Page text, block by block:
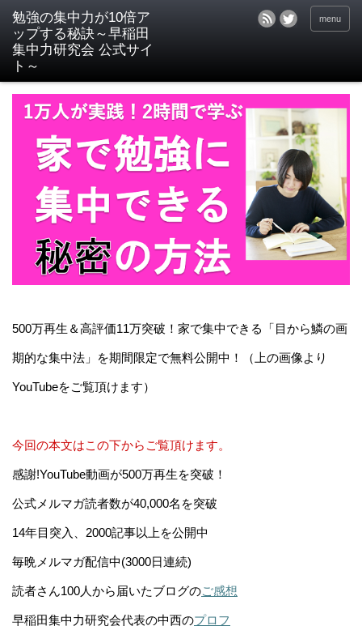
menu
500万再生＆高評価11万突破！家で集中できる「目から鱗の画
期的な集中法」を期間限定で無料公開中！（上の画像より
YouTubeをご覧頂けます）
今回の本文はこの下からご覧頂けます。
感謝!YouTube動画が500万再生を突破！
公式メルマガ読者数が40,000名を突破
14年目突入、2000記事以上を公開中
毎晩メルマガ配信中(3000日連続)
読者さん100人から届いたブログのご感想
早稲田集中力研究会代表の中西のプロフ